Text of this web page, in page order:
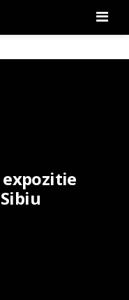
expozitie